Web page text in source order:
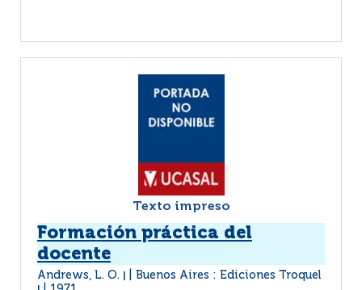
Texto impreso
Formación práctica del
docente
Andrews, L. O. Buenos Aires : Ediciones Troquel